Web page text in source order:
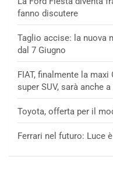
fanno discutere
Taglio accise: la nuova
dal 7 Giugno
FIAT, finalmente la
super SUV, sarà anche
Toyota, offerta per il
Ferrari nel futuro: Luce